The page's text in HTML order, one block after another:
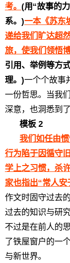
考。 (用“故事的
系。)一本《苏东
递给我们旷达超
旅，使我们领悟
引用、举例等方
理。)一个个故事
一份哲思。当我
深意，也洞悉到
模板 2
我们如任由
行为陷于因循守
学上之习惯，杀
家也指出“常人
作文时固守过去
过去的知识与研
不过是在前人的
了铁屋窗户的一
与新世界。